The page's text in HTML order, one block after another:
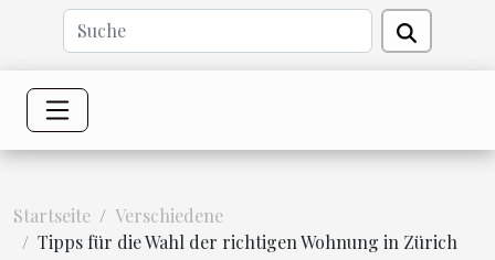
Startseite
Verschiedene
Tipps für die Wahl der richtigen Wohnung in Zürich